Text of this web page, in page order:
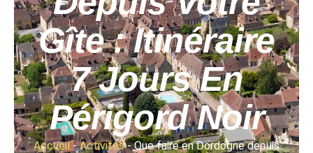
Gîte : Itinéraire
7 Jours En
Périgord Noir
Accueil-Activités-Que faire en Dordogne depuis